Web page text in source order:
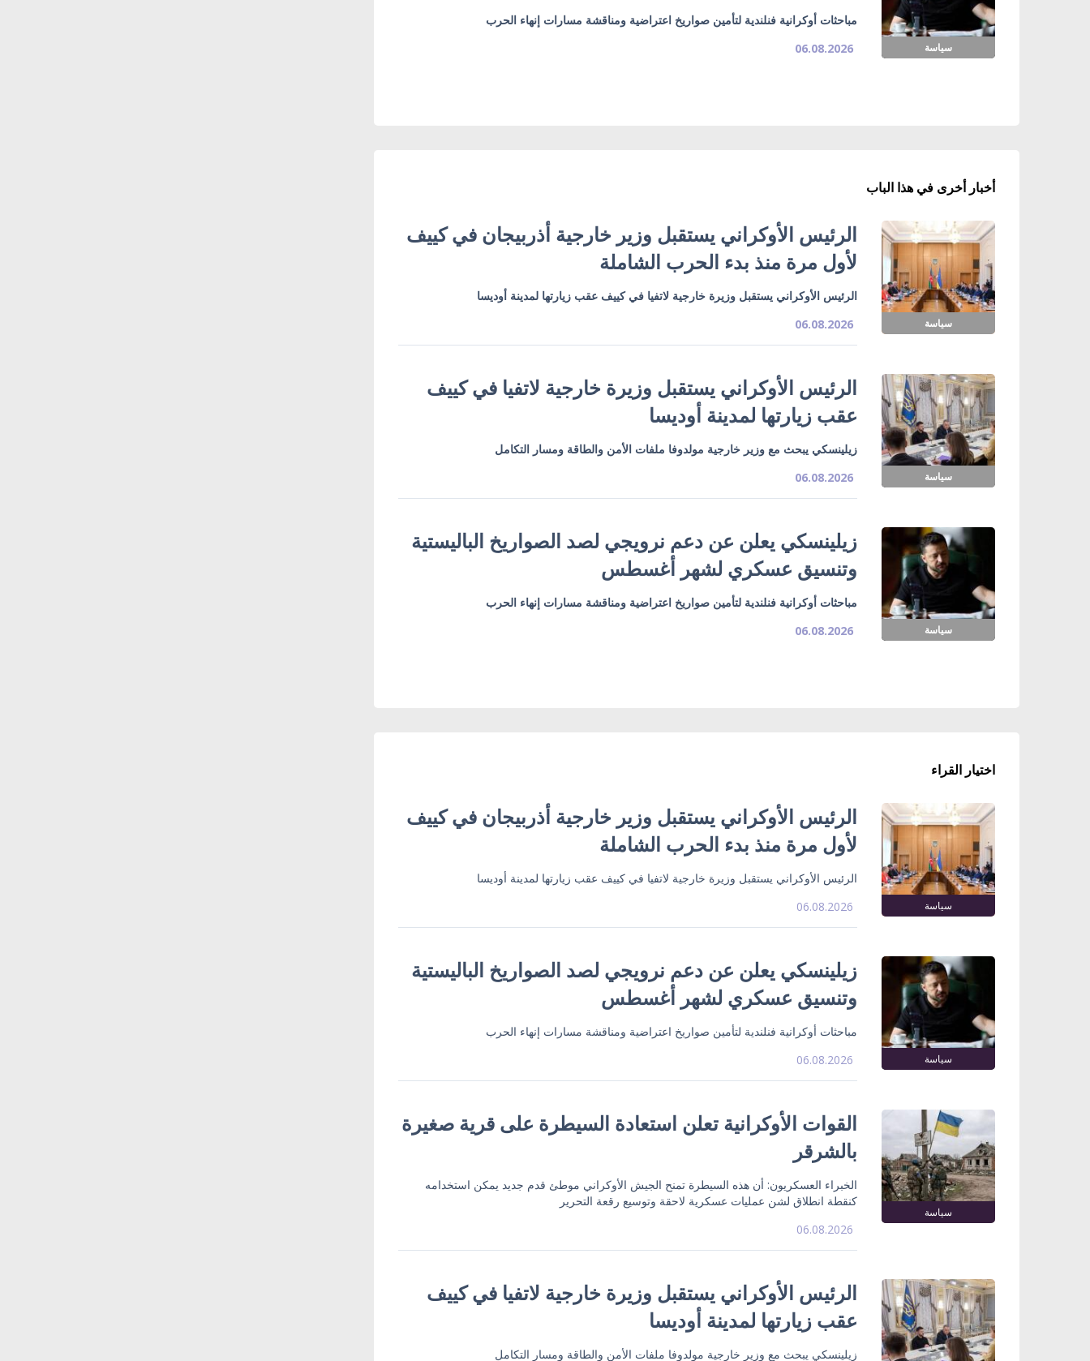
سياسة
مباحثات أوكرانية فنلندية لتأمين صواريخ اعتراضية ومناقشة مسارات إنهاء الحرب
06.08.2026
أخبار أخرى في هذا الباب
سياسة
الرئيس الأوكراني يستقبل وزير خارجية أذربيجان في كييف
لأول مرة منذ بدء الحرب الشاملة
الرئيس الأوكراني يستقبل وزيرة خارجية لاتفيا في كييف عقب زيارتها لمدينة أوديسا
06.08.2026
سياسة
الرئيس الأوكراني يستقبل وزيرة خارجية لاتفيا في كييف
عقب زيارتها لمدينة أوديسا
زيلينسكي يبحث مع وزير خارجية مولدوفا ملفات الأمن والطاقة ومسار التكامل
06.08.2026
سياسة
زيلينسكي يعلن عن دعم نرويجي لصد الصواريخ الباليستية
وتنسيق عسكري لشهر أغسطس
مباحثات أوكرانية فنلندية لتأمين صواريخ اعتراضية ومناقشة مسارات إنهاء الحرب
06.08.2026
اختيار القراء
سياسة
الرئيس الأوكراني يستقبل وزير خارجية أذربيجان في كييف
لأول مرة منذ بدء الحرب الشاملة
الرئيس الأوكراني يستقبل وزيرة خارجية لاتفيا في كييف عقب زيارتها لمدينة أوديسا
06.08.2026
سياسة
زيلينسكي يعلن عن دعم نرويجي لصد الصواريخ الباليستية
وتنسيق عسكري لشهر أغسطس
مباحثات أوكرانية فنلندية لتأمين صواريخ اعتراضية ومناقشة مسارات إنهاء الحرب
06.08.2026
سياسة
القوات الأوكرانية تعلن استعادة السيطرة على قرية صغيرة
بالشرقر
الخبراء العسكريون: أن هذه السيطرة تمنح الجيش الأوكراني موطئ قدم جديد يمكن استخدامه
كنقطة انطلاق لشن عمليات عسكرية لاحقة وتوسيع رقعة التحرير
06.08.2026
الرئيس الأوكراني يستقبل وزيرة خارجية لاتفيا في كييف
عقب زيارتها لمدينة أوديسا
زيلينسكي يبحث مع وزير خارجية مولدوفا ملفات الأمن والطاقة ومسار التكامل